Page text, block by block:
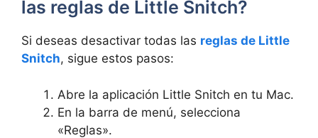
las reglas de Little Snitch?
Si deseas desactivar todas las reglas de Little
Snitch, sigue estos pasos:
Abre la aplicación Little Snitch en tu Mac.
En la barra de menú, selecciona
«Reglas».